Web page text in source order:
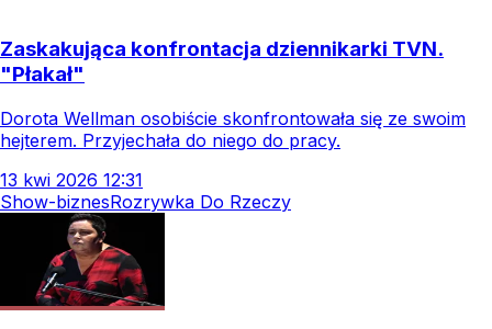
Zaskakująca konfrontacja dziennikarki TVN.
"Płakał"
Dorota Wellman osobiście skonfrontowała się ze swoim
hejterem. Przyjechała do niego do pracy.
13 kwi 2026 12:31
Show-biznesRozrywka Do Rzeczy